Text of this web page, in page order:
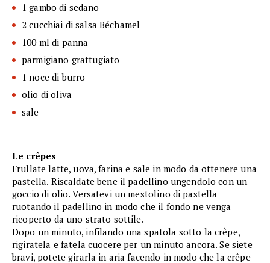
1 gambo di sedano
2 cucchiai di salsa Béchamel
100 ml di panna
parmigiano grattugiato
1 noce di burro
olio di oliva
sale
Le crêpes
Frullate latte, uova, farina e sale in modo da ottenere una
pastella. Riscaldate bene il padellino ungendolo con un
goccio di olio. Versatevi un mestolino di pastella
ruotando il padellino in modo che il fondo ne venga
ricoperto da uno strato sottile.
Dopo un minuto, infilando una spatola sotto la crêpe,
rigiratela e fatela cuocere per un minuto ancora. Se siete
bravi, potete girarla in aria facendo in modo che la crêpe